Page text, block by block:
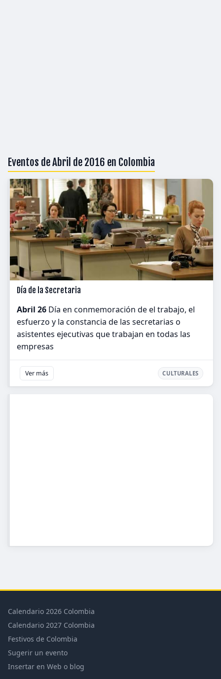
Eventos de Abril de 2016 en Colombia
Día de la Secretaria
Abril 26 Día en conmemoración de el trabajo, el
esfuerzo y la constancia de las secretarias o
asistentes ejecutivas que trabajan en todas las
empresas
Ver más CULTURALES
Calendario 2026 Colombia
Calendario 2027 Colombia
Festivos de Colombia
Sugerir un evento
Insertar en Web o blog